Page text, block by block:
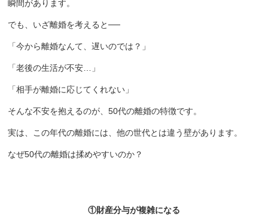
瞬間があります。
でも、いざ離婚を考えると──
「今から離婚なんて、遅いのでは？」
「老後の生活が不安…」
「相手が離婚に応じてくれない」
そんな不安を抱えるのが、50代の離婚の特徴です。
実は、この年代の離婚には、他の世代とは違う壁があります。
なぜ50代の離婚は揉めやすいのか？
①財産分与が複雑になる